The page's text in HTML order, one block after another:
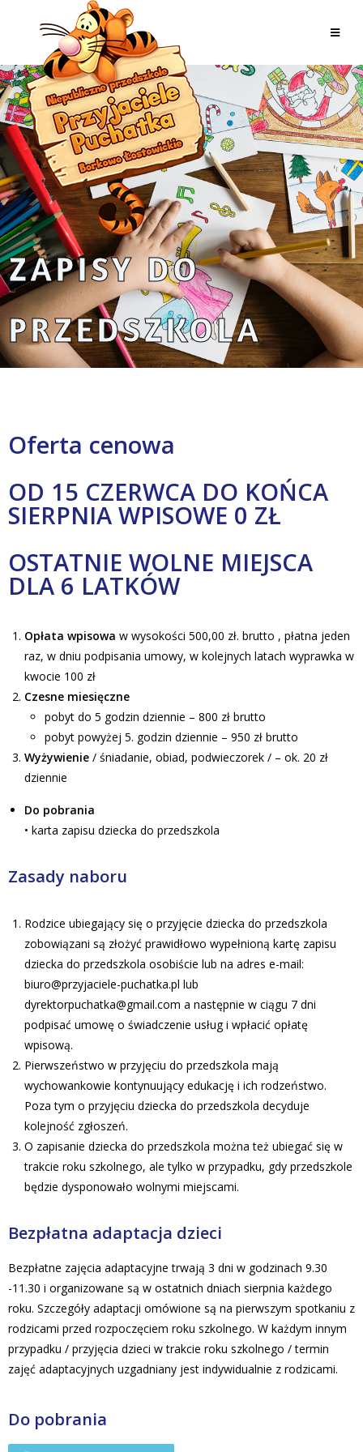
ZAPISY DO
PRZEDSZKOLA
Oferta cenowa
OD 15 CZERWCA DO KOŃCA
SIERPNIA WPISOWE 0 ZŁ
OSTATNIE WOLNE MIEJSCA
DLA 6 LATKÓW
Opłata wpisowa w wysokości 500,00 zł. brutto , płatna jeden
raz, w dniu podpisania umowy, w kolejnych latach wyprawka w
kwocie 100 zł
Czesne miesięczne
pobyt do 5 godzin dziennie – 800 zł brutto
pobyt powyżej 5. godzin dziennie – 950 zł brutto
Wyżywienie / śniadanie, obiad, podwieczorek / – ok. 20 zł
dziennie
Do pobrania
• karta zapisu dziecka do przedszkola
Zasady naboru
Rodzice ubiegający się o przyjęcie dziecka do przedszkola
zobowiązani są złożyć prawidłowo wypełnioną kartę zapisu
dziecka do przedszkola osobiście lub na adres e-mail:
biuro@przyjaciele-puchatka.pl lub
dyrektorpuchatka@gmail.com a następnie w ciągu 7 dni
podpisać umowę o świadczenie usług i wpłacić opłatę
wpisową.
Pierwszeństwo w przyjęciu do przedszkola mają
wychowankowie kontynuujący edukację i ich rodzeństwo.
Poza tym o przyjęciu dziecka do przedszkola decyduje
kolejność zgłoszeń.
O zapisanie dziecka do przedszkola można też ubiegać się w
trakcie roku szkolnego, ale tylko w przypadku, gdy przedszkole
będzie dysponowało wolnymi miejscami.
Bezpłatna adaptacja dzieci
Bezpłatne zajęcia adaptacyjne trwają 3 dni w godzinach 9.30
-11.30 i organizowane są w ostatnich dniach sierpnia każdego
roku. Szczegóły adaptacji omówione są na pierwszym spotkaniu z
rodzicami przed rozpoczęciem roku szkolnego. W każdym innym
przypadku / przyjęcia dzieci w trakcie roku szkolnego / termin
zajęć adaptacyjnych uzgadniany jest indywidualnie z rodzicami.
Do pobrania